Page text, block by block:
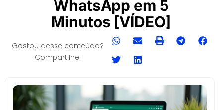
WhatsApp em 5
Minutos [VÍDEO]
Gostou desse conteúdo?
Compartilhe: